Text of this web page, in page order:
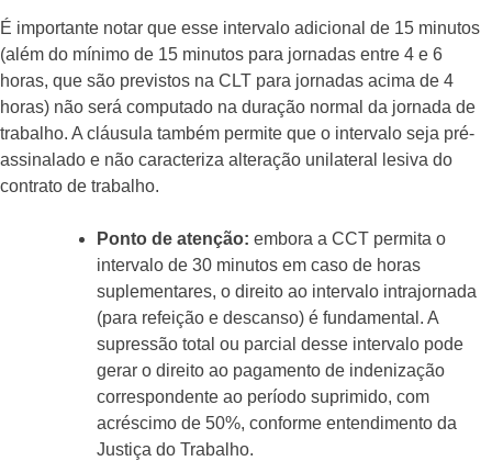
É importante notar que esse intervalo adicional de 15 minutos
(além do mínimo de 15 minutos para jornadas entre 4 e 6
horas, que são previstos na CLT para jornadas acima de 4
horas) não será computado na duração normal da jornada de
trabalho. A cláusula também permite que o intervalo seja pré-
assinalado e não caracteriza alteração unilateral lesiva do
contrato de trabalho.
Ponto de atenção: embora a CCT permita o
intervalo de 30 minutos em caso de horas
suplementares, o direito ao intervalo intrajornada
(para refeição e descanso) é fundamental. A
supressão total ou parcial desse intervalo pode
gerar o direito ao pagamento de indenização
correspondente ao período suprimido, com
acréscimo de 50%, conforme entendimento da
Justiça do Trabalho.